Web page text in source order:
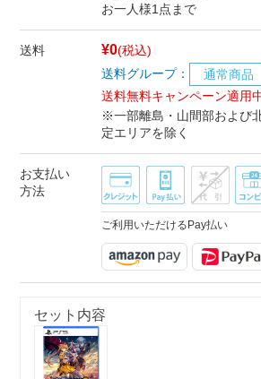
お一人様1点まで
送料 ¥0(税込)
送料グループ：
通常商品
送料無料キャンペーン適用
※一部離島・山間部および
定エリアを除く
お支払い
方法
ご利用いただけるPay払い
セット内容